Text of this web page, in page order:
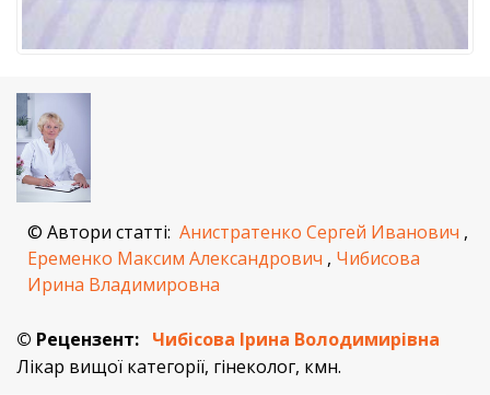
© Автори статті: Анистратенко Сергей Иванович ,
Еременко Максим Александрович , Чибисова
Ирина Владимировна
© Рецензент: Чибісова Ірина Володимирівна
Лікар вищої категорії, гінеколог, кмн.